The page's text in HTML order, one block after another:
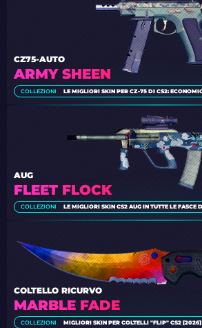
ARMY SHEEN
CZ75-AUTO
COLLEZIONI
FLEET FLOCK
AUG
COLLEZIONI
MARBLE FADE
COLTELLO RICURVO
COLLEZIONI MIGLIORI SKIN PER COLTELLI "FLIP" CS2 [2026]